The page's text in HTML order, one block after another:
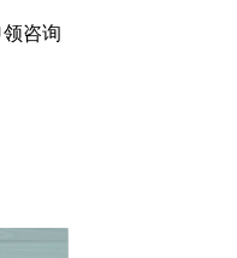
咨询